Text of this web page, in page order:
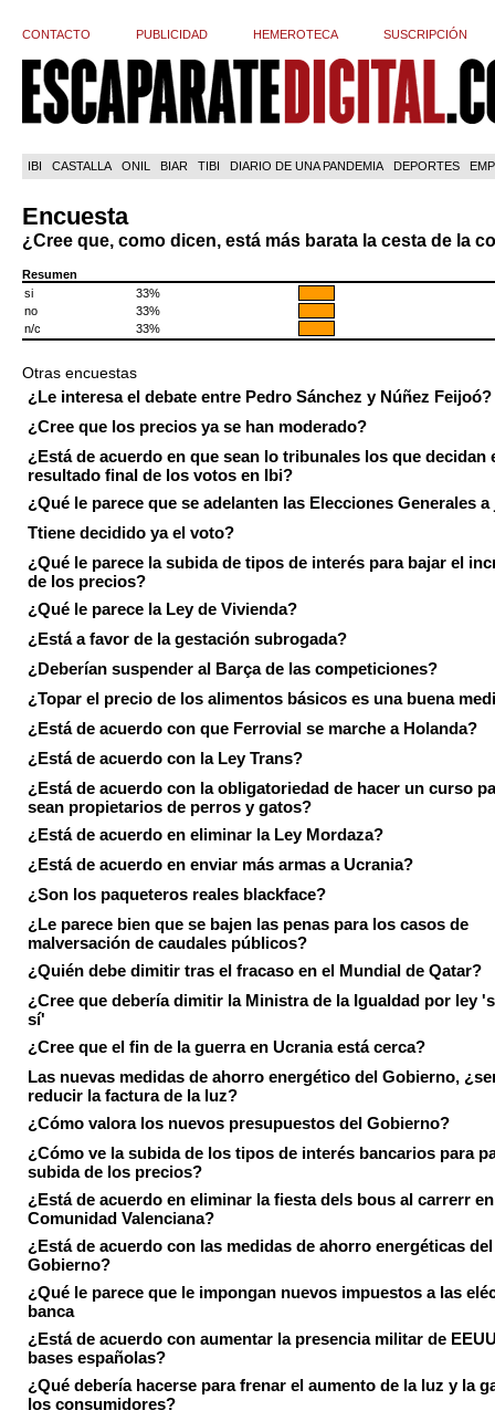
CONTACTO PUBLICIDAD HEMEROTECA SUSCRIPCIÓN
IBI CASTALLA ONIL BIAR TIBI DIARIO DE UNA PANDEMIA DEPORTES
Encuesta
¿Cree que, como dicen, está más barata la cesta de la
Resumen
si
33%
no
33%
n/c
33%
Otras encuestas
¿Le interesa el debate entre Pedro Sánchez y Núñez Feijoó?
¿Cree que los precios ya se han moderado?
¿Está de acuerdo en que sean lo tribunales los que decidan
resultado final de los votos en Ibi?
¿Qué le parece que se adelanten las Elecciones Generales
Ttiene decidido ya el voto?
¿Qué le parece la subida de tipos de interés para bajar el
de los precios?
¿Qué le parece la Ley de Vivienda?
¿Está a favor de la gestación subrogada?
¿Deberían suspender al Barça de las competiciones?
¿Topar el precio de los alimentos básicos es una buena
¿Está de acuerdo con que Ferrovial se marche a Holanda?
¿Está de acuerdo con la Ley Trans?
¿Está de acuerdo con la obligatoriedad de hacer un curso
sean propietarios de perros y gatos?
¿Está de acuerdo en eliminar la Ley Mordaza?
¿Está de acuerdo en enviar más armas a Ucrania?
¿Son los paqueteros reales blackface?
¿Le parece bien que se bajen las penas para los casos de
malversación de caudales públicos?
¿Quién debe dimitir tras el fracaso en el Mundial de Qatar?
¿Cree que debería dimitir la Ministra de la Igualdad por ley
sí'
¿Cree que el fin de la guerra en Ucrania está cerca?
Las nuevas medidas de ahorro energético del Gobierno,
reducir la factura de la luz?
¿Cómo valora los nuevos presupuestos del Gobierno?
¿Cómo ve la subida de los tipos de interés bancarios para
subida de los precios?
¿Está de acuerdo en eliminar la fiesta dels bous al carrerr
Comunidad Valenciana?
¿Está de acuerdo con las medidas de ahorro energéticas del
Gobierno?
¿Qué le parece que le impongan nuevos impuestos a las
banca
¿Está de acuerdo con aumentar la presencia militar de
bases españolas?
¿Qué debería hacerse para frenar el aumento de la luz y la
los consumidores?